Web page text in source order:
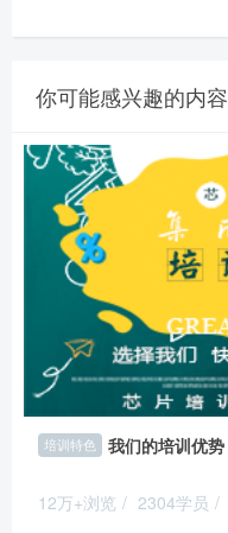
你可能感兴趣的内容
培训特色 我们的培训优势
12万+浏览 / 2304学员 /